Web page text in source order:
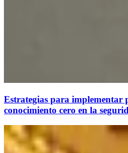
Estrategias para implementar
conocimiento cero en la